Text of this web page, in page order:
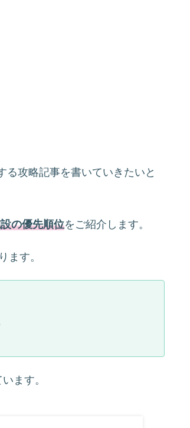
る攻略記事を書いていきたいと
の優先順位をご紹介します。
ます。
ます。